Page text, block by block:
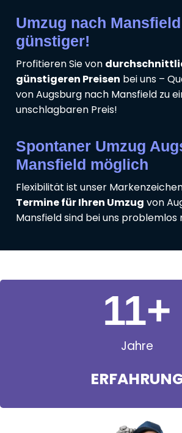
Umzug nach
günstiger!
Profitieren Sie von
günstigeren Preisen bei uns –
von Augsburg nach Mansfield zu
unschlagbaren Preis!
Spontaner Umzug
Mansfield möglich
Flexibilität ist unser
Termine für Ihren Umzug von
Mansfield sind bei uns problemlos
Jahre
11+